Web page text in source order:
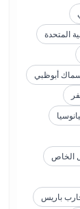
المتحدة
أبوظبي
الخاص
باريس